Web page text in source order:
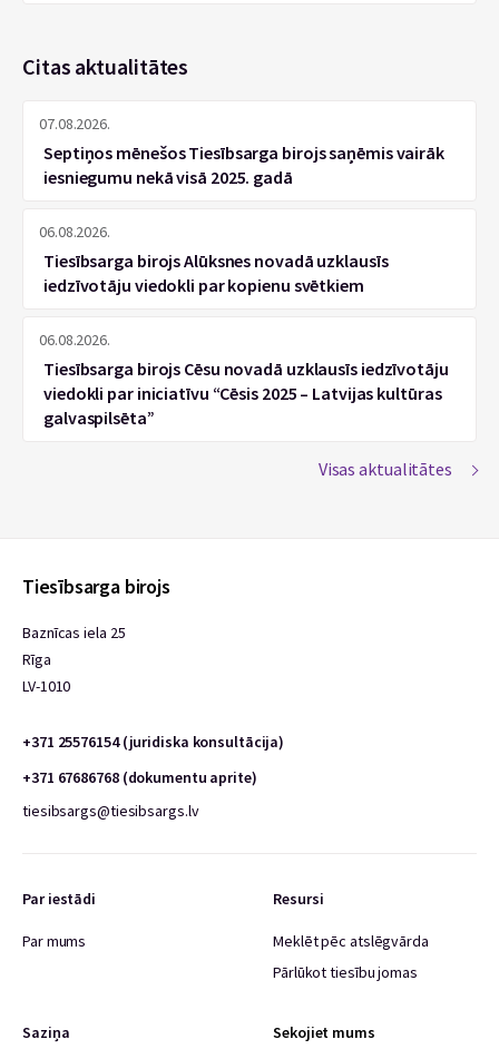
Citas aktualitātes
07.08.2026.
Septiņos mēnešos Tiesībsarga birojs saņēmis vairāk
iesniegumu nekā visā 2025. gadā
06.08.2026.
Tiesībsarga birojs Alūksnes novadā uzklausīs
iedzīvotāju viedokli par kopienu svētkiem
06.08.2026.
Tiesībsarga birojs Cēsu novadā uzklausīs iedzīvotāju
viedokli par iniciatīvu “Cēsis 2025 – Latvijas kultūras
galvaspilsēta”
Visas aktualitātes
Tiesībsarga birojs
Baznīcas iela 25
Rīga
LV-1010
+371 25576154 (juridiska konsultācija)
+371 67686768 (dokumentu aprite)
tiesibsargs@tiesibsargs.lv
Par iestādi
Par mums
Resursi
Meklēt pēc atslēgvārda
Pārlūkot tiesību jomas
Saziņa Sekojiet mums